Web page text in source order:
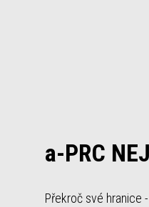
a-PRC
Překroč své hranice